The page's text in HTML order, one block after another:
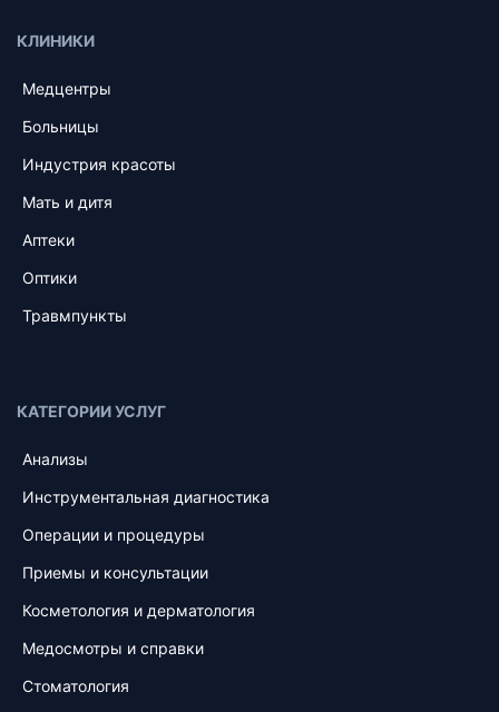
КЛИНИКИ
Медцентры
Больницы
Индустрия красоты
Мать и дитя
Аптеки
Оптики
Травмпункты
КАТЕГОРИИ УСЛУГ
Анализы
Инструментальная диагностика
Операции и процедуры
Приемы и консультации
Косметология и дерматология
Медосмотры и справки
Стоматология